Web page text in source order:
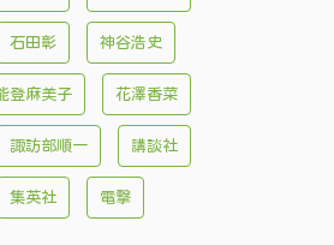
石田彰 神谷浩史
登麻美子 花澤香菜
諏訪部順一 講談社
集英社 電撃